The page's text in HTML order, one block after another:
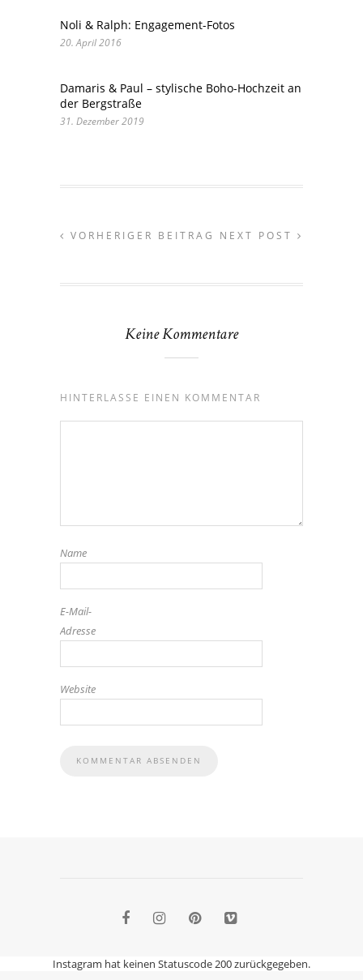
Noli & Ralph: Engagement-Fotos
20. April 2016
Damaris & Paul – stylische Boho-Hochzeit an
der Bergstraße
31. Dezember 2019
VORHERIGER BEITRAG NEXT POST
Keine Kommentare
HINTERLASSE EINEN KOMMENTAR
Name
E-Mail-
Adresse
Website
Instagram hat keinen Statuscode 200 zurückgegeben.